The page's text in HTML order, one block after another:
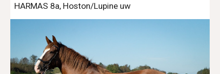
HARMAS 8a, Hoston/Lupine uw